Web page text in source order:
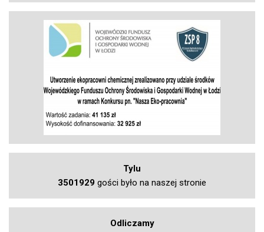
Tylu
3501929 gości było na naszej stronie
Odliczamy